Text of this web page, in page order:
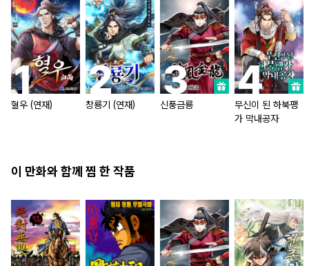
혈우 (연재) 창룡기 (연재) 신풍금룡
무신이 된 하북팽
가 막내공자
이 만화와 함께 찜 한 작품